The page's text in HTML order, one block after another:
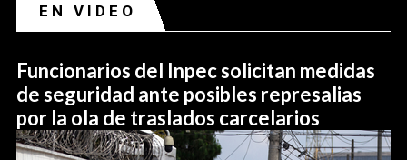
EN VIDEO
Funcionarios del Inpec solicitan medidas
de seguridad ante posibles represalias
por la ola de traslados carcelarios